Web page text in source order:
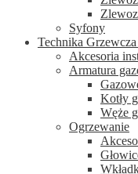
Syfony
Technika
Akcesoria
Armatura
Kotły
Węże
Ogrzewanie